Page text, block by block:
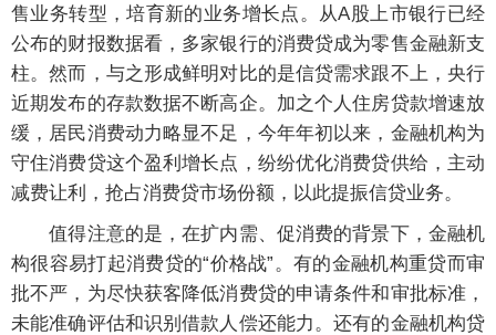
售业务转型，培育新的业务增长点。从A股上市银行已经
公布的财报数据看，多家银行的消费贷成为零售金融新支
柱。然而，与之形成鲜明对比的是信贷需求跟不上，央行
近期发布的存款数据不断高企。加之个人住房贷款增速放
缓，居民消费动力略显不足，今年年初以来，金融机构为
守住消费贷这个盈利增长点，纷纷优化消费贷供给，主动
减费让利，抢占消费贷市场份额，以此提振信贷业务。
值得注意的是，在扩内需、促消费的背景下，金融机
构很容易打起消费贷的“价格战”。有的金融机构重贷而审
批不严，为尽快获客降低消费贷的申请条件和审批标准，
未能准确评估和识别借款人偿还能力。还有的金融机构贷